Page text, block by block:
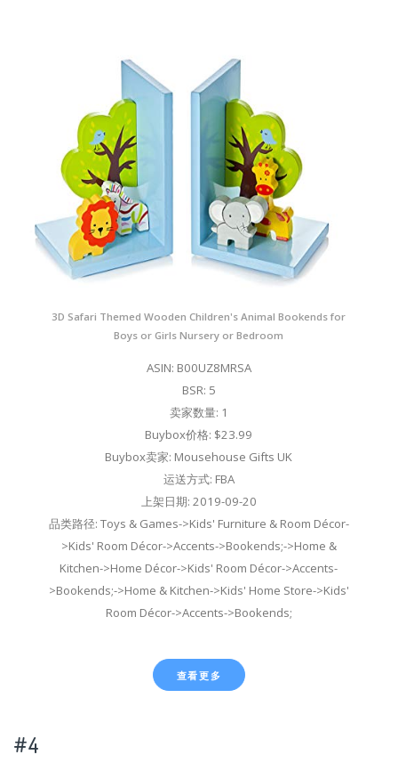
3D Safari Themed Wooden Children's Animal Bookends for
Boys or Girls Nursery or Bedroom
ASIN: B00UZ8MRSA
BSR: 5
卖家数量: 1
Buybox价格: $23.99
Buybox卖家: Mousehouse Gifts UK
运送方式: FBA
上架日期: 2019-09-20
品类路径: Toys & Games->Kids' Furniture & Room Décor-
>Kids' Room Décor->Accents->Bookends;->Home &
Kitchen->Home Décor->Kids' Room Décor->Accents-
>Bookends;->Home & Kitchen->Kids' Home Store->Kids'
Room Décor->Accents->Bookends;
查看更多
#4